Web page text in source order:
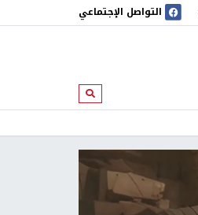
التواصل الإجتماعي
ابحث